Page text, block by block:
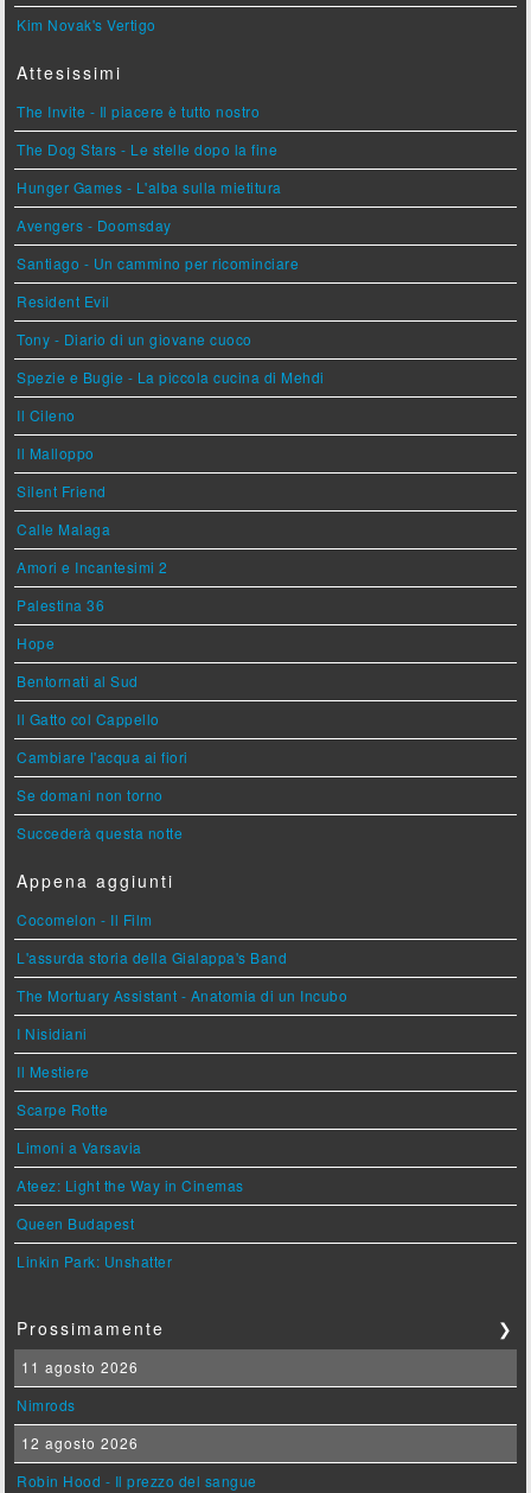
Kim Novak's Vertigo
Attesissimi
The Invite - Il piacere è tutto nostro
The Dog Stars - Le stelle dopo la fine
Hunger Games - L'alba sulla mietitura
Avengers - Doomsday
Santiago - Un cammino per ricominciare
Resident Evil
Tony - Diario di un giovane cuoco
Spezie e Bugie - La piccola cucina di Mehdi
Il Cileno
Il Malloppo
Silent Friend
Calle Malaga
Amori e Incantesimi 2
Palestina 36
Hope
Bentornati al Sud
Il Gatto col Cappello
Cambiare l'acqua ai fiori
Se domani non torno
Succederà questa notte
Appena aggiunti
Cocomelon - Il Film
L'assurda storia della Gialappa's Band
The Mortuary Assistant - Anatomia di un Incubo
I Nisidiani
Il Mestiere
Scarpe Rotte
Limoni a Varsavia
Ateez: Light the Way in Cinemas
Queen Budapest
Linkin Park: Unshatter
Prossimamente ❯
11 agosto 2026
Nimrods
12 agosto 2026
Robin Hood - Il prezzo del sangue